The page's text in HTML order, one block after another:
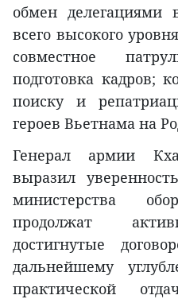
обмен делегациями
всего высокого
совместное
подготовка кадров;
поиску и
героев Вьетнама на
Генерал армии
выразил
министерства
продолжат
достигнутые
дальнейшему
практической